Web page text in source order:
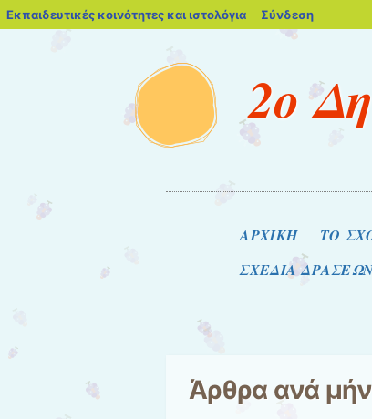
Εκπαιδευτικές κοινότητες και ιστολόγια blogs.sch.gr
Σύνδεση
2ο
Μετάβαση στο περιεχόμενο
ΑΡΧΙΚΗ ΤΟ
ΣΧΕΔΙΑ
Άρθρα ανά